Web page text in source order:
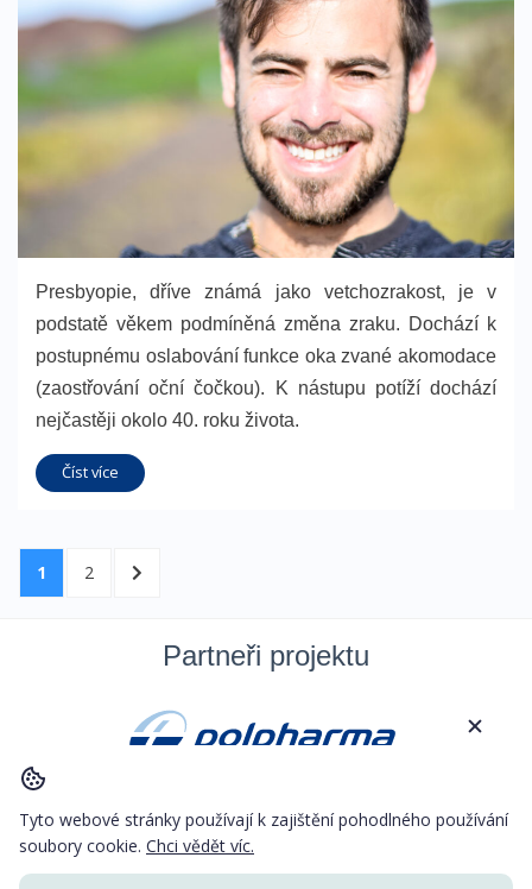
Presbyopie, dříve známá jako vetchozrakost, je v
podstatě věkem podmíněná změna zraku. Dochází k
postupnému oslabování funkce oka zvané akomodace
(zaostřování oční čočkou). K nástupu potíží dochází
nejčastěji okolo 40. roku života.
Číst více
Navigace
pro
STRÁNKA
1 STRÁNKA
2
DALŠÍ
Partneři projektu
© Copyright 2026 Besocial s.r.o.
Cookies
Tyto webové stránky používají k zajištění pohodlného používání
soubory cookie. Chci vědět víc.